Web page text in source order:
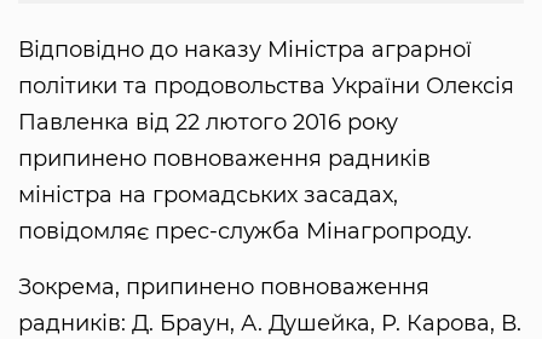
Відповідно до наказу Міністра аграрної
політики та продовольства України Олексія
Павленка від 22 лютого 2016 року
припинено повноваження радників
міністра на громадських засадах,
повідомляє прес-служба Мінагропроду.
Зокрема, припинено повноваження
радників: Д. Браун, А. Душейка, Р. Карова, В.